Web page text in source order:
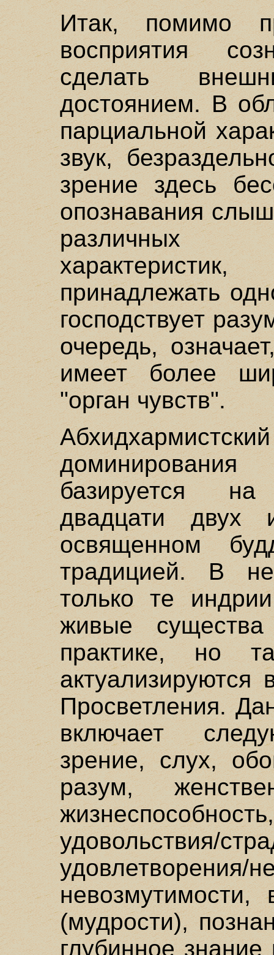
Итак, помимо
восприятия
сделать
достоянием. В
парциальной
звук,
зрение здесь
опознавания
различных
принадлежать
господствует
очередь,
имеет более
"орган чувств".
базируется
двадцати двух
освященном
традицией. В
только те
живые
практике, но
актуализируются
Просветления.
включает
зрение, слух,
разум,
удовольствия/
удовлетворения/
(мудрости),
глубинное